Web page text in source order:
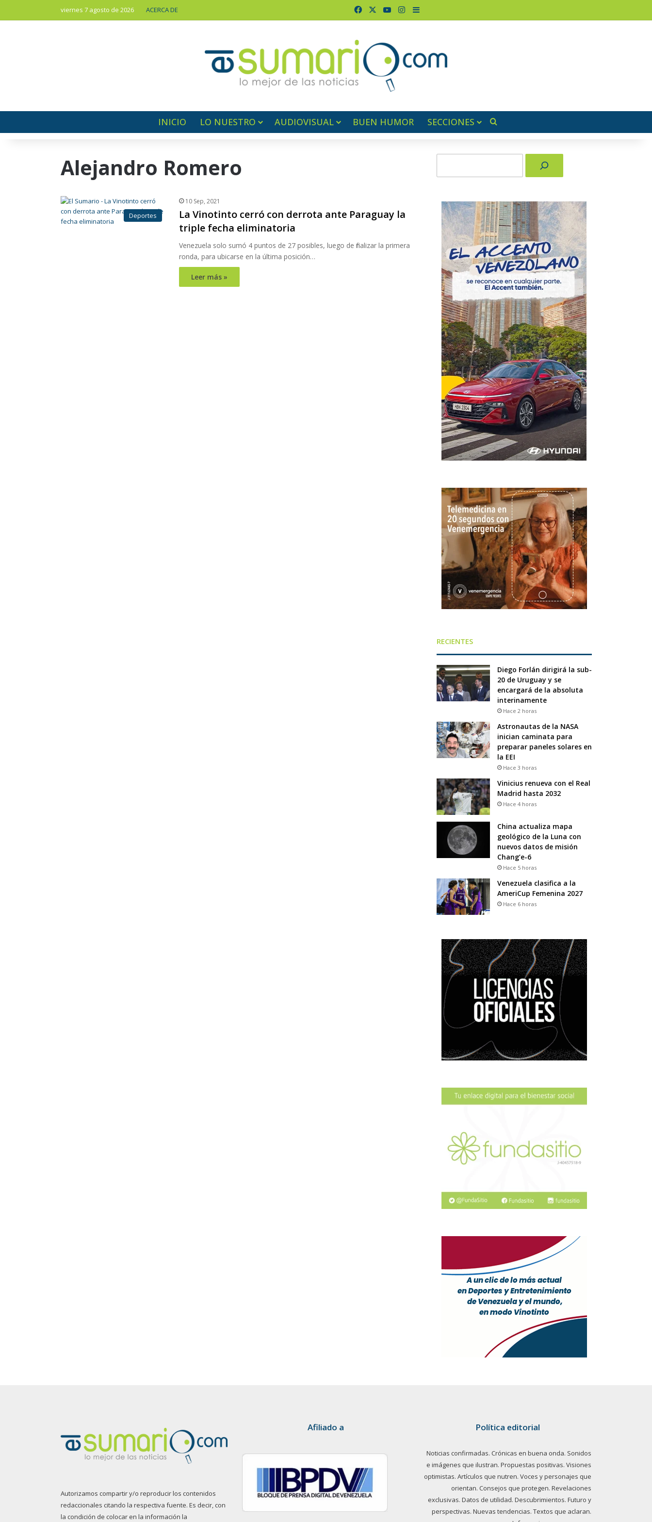
viernes 7 agosto de 2026 ACERCA DE FacebookYouTubeInstagram
Barra lateral
INICIO LO NUESTRO AUDIOVISUAL BUEN HUMOR SECCIONES
Alejandro Romero
Deportes
10 Sep, 2021
La Vinotinto cerró con derrota ante Paraguay la
triple fecha eliminatoria
Venezuela solo sumó 4 puntos de 27 posibles, luego de finalizar la primera
ronda, para ubicarse en la última posición…
Leer más »
RECIENTES
Diego Forlán dirigirá la sub-
20 de Uruguay y se
encargará de la absoluta
interinamente
Hace 2 horas
Astronautas de la NASA
inician caminata para
preparar paneles solares en
la EEI
Hace 3 horas
Vinicius renueva con el Real
Madrid hasta 2032
Hace 4 horas
China actualiza mapa
geológico de la Luna con
nuevos datos de misión
Chang’e-6
Hace 5 horas
Venezuela clasifica a la
AmeriCup Femenina 2027
Hace 6 horas
Autorizamos compartir y/o reproducir los contenidos
redaccionales citando la respectiva fuente. Es decir, con
la condición de colocar en la información la
Afiliado a Política editorial
Noticias confirmadas. Crónicas en buena onda. Sonidos
e imágenes que ilustran. Propuestas positivas. Visiones
optimistas. Artículos que nutren. Voces y personajes que
orientan. Consejos que protegen. Revelaciones
exclusivas. Datos de utilidad. Descubrimientos. Futuro y
perspectivas. Nuevas tendencias. Textos que aclaran.